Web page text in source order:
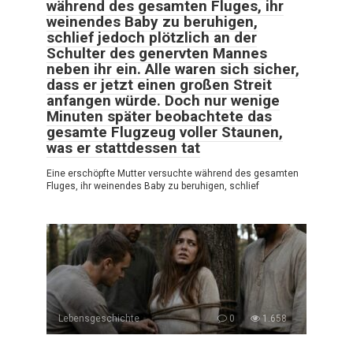
während des gesamten Fluges, ihr
weinendes Baby zu beruhigen,
schlief jedoch plötzlich an der
Schulter des genervten Mannes
neben ihr ein. Alle waren sich sicher,
dass er jetzt einen großen Streit
anfangen würde. Doch nur wenige
Minuten später beobachtete das
gesamte Flugzeug voller Staunen,
was er stattdessen tat
Eine erschöpfte Mutter versuchte während des gesamten
Fluges, ihr weinendes Baby zu beruhigen, schlief
Lebensgeschichte 0 1.658